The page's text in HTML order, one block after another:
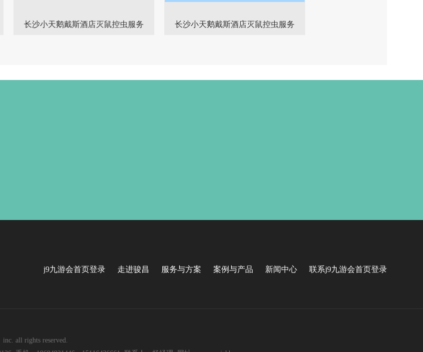
长沙小天鹅戴斯酒店灭鼠控虫服务 长沙小天鹅戴斯酒店灭鼠控虫服务
j9九游会首页登录 走进骏昌 服务与方案 案例与产品 新闻中心 联系j9九游会首页登录
all rights reserved.